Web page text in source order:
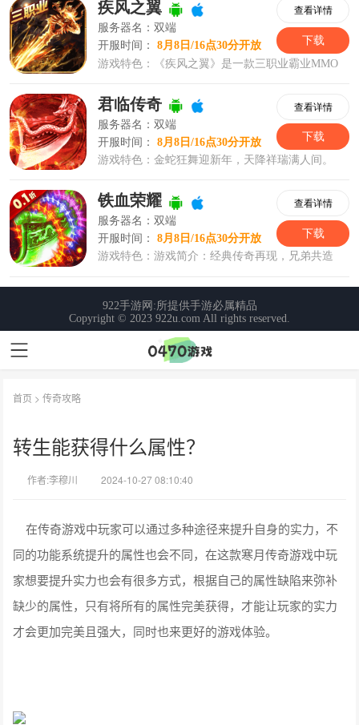
首页 >传奇攻略
转生能获得什么属性？
作者:李穆川 2024-10-27 08:10:40
在传奇游戏中玩家可以通过多种途径来提升自身的实力，不
同的功能系统提升的属性也会不同，在这款寒月传奇游戏中玩
家想要提升实力也会有很多方式，根据自己的属性缺陷来弥补
缺少的属性，只有将所有的属性完美获得，才能让玩家的实力
才会更加完美且强大，同时也来更好的游戏体验。